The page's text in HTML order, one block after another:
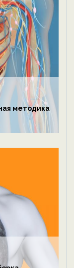
методика